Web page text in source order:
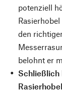
potenziell
den
belohnt er